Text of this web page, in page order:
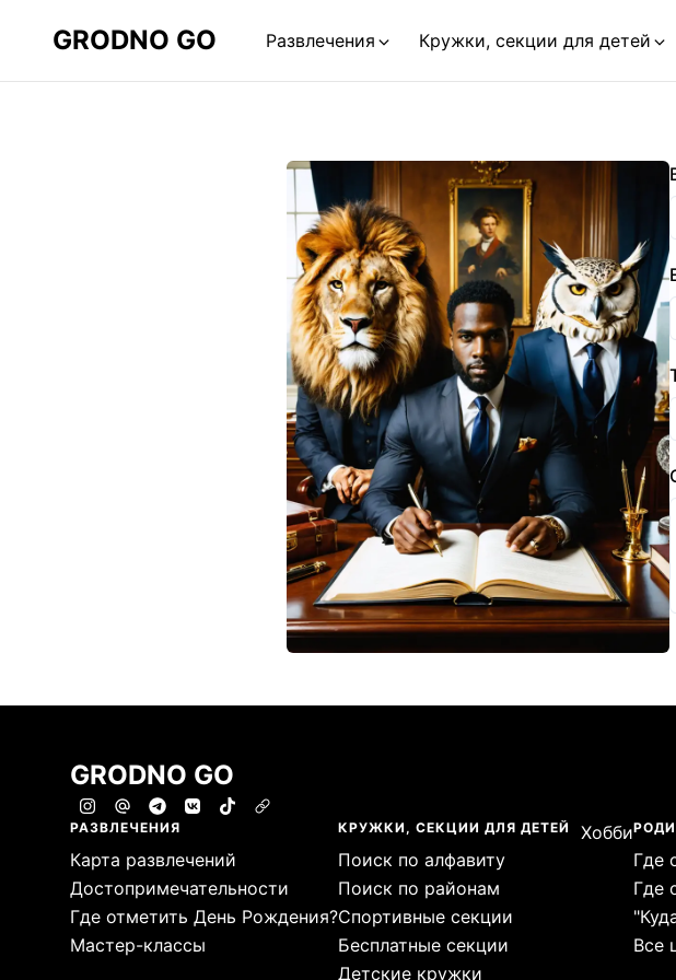
GRODNO GO Развлечения Кружки, секции для детей
GRODNO GO
РАЗВЛЕЧЕНИЯ
Карта развлечений
Достопримечательности
Где отметить День Рождения?
Мастер-классы
КРУЖКИ, СЕКЦИИ ДЛЯ ДЕТЕЙ
Поиск по алфавиту
Поиск по районам
Спортивные секции
Бесплатные секции
Детские кружки
Хобби
Где
Где
Все